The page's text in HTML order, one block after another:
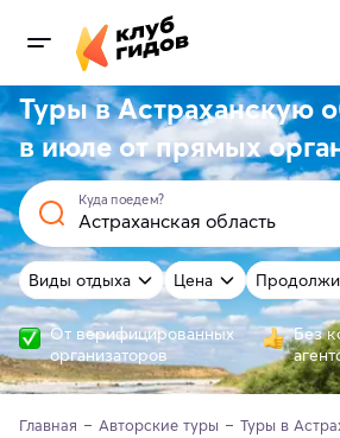
Туры в Астраханскую
в июле отпрямых
Куда поедем?
Виды отдыха Цена
От верифицированных
организаторов
Без
Главная Авторские туры
Туры в